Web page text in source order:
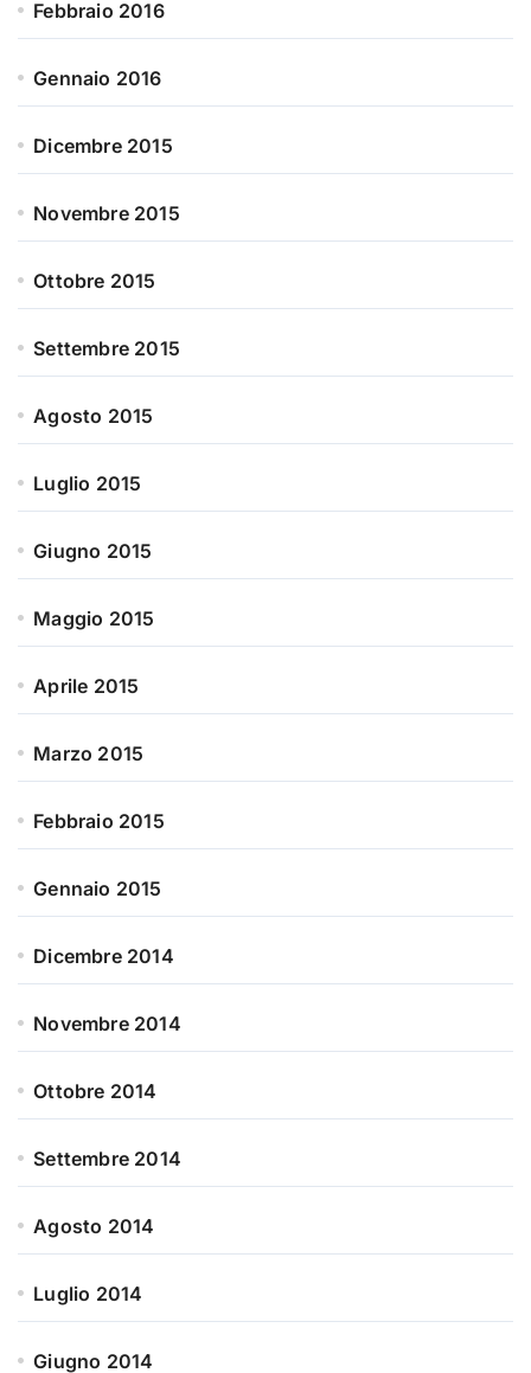
Febbraio 2016
Gennaio 2016
Dicembre 2015
Novembre 2015
Ottobre 2015
Settembre 2015
Agosto 2015
Luglio 2015
Giugno 2015
Maggio 2015
Aprile 2015
Marzo 2015
Febbraio 2015
Gennaio 2015
Dicembre 2014
Novembre 2014
Ottobre 2014
Settembre 2014
Agosto 2014
Luglio 2014
Giugno 2014